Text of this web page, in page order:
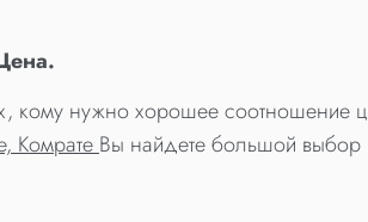
нужно хорошее соотношение
Комрате Вы найдете большой выбор